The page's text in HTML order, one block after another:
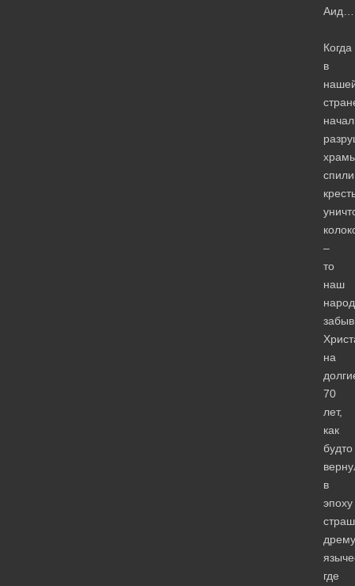
Аид…
Когда
в
–
то
наш
на
70
лет,
как
будто
в
эпоху
где